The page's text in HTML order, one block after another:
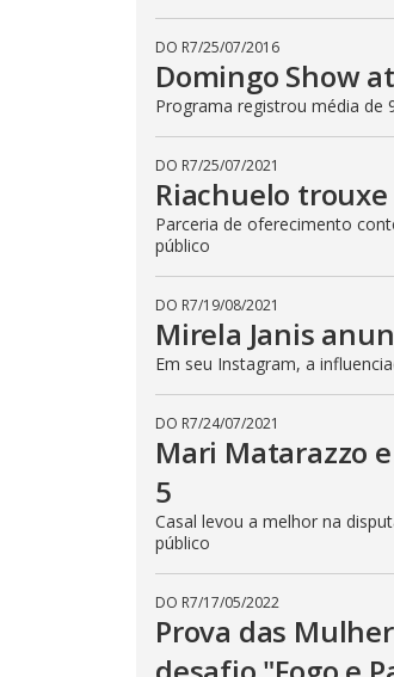
DO R7/25/07/2016
Domingo Show
Programa registrou média de
DO R7/25/07/2021
Riachuelo
Parceria de oferecimento
público
DO R7/19/08/2021
Mirela Janis
Em seu Instagram, a
DO R7/24/07/2021
Mari Matarazzo
5
Casal levou a melhor na
público
DO R7/17/05/2022
Prova das